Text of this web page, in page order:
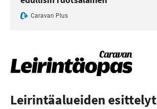
Caravan Plus
Leirintäalueiden esittelyt